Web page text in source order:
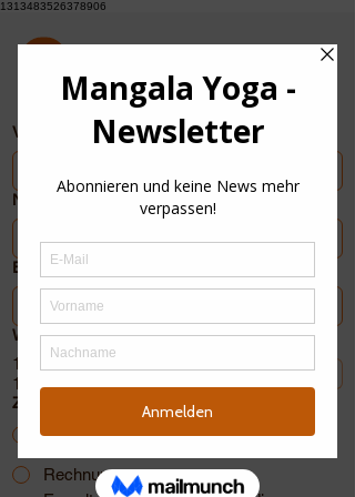
1313483526378906
Vorname
Nachname
E-Mail-Adresse
Wähle *
10er Karte - Rabatt
130 €
Zahlungsmethode
PayPal
Rechnung